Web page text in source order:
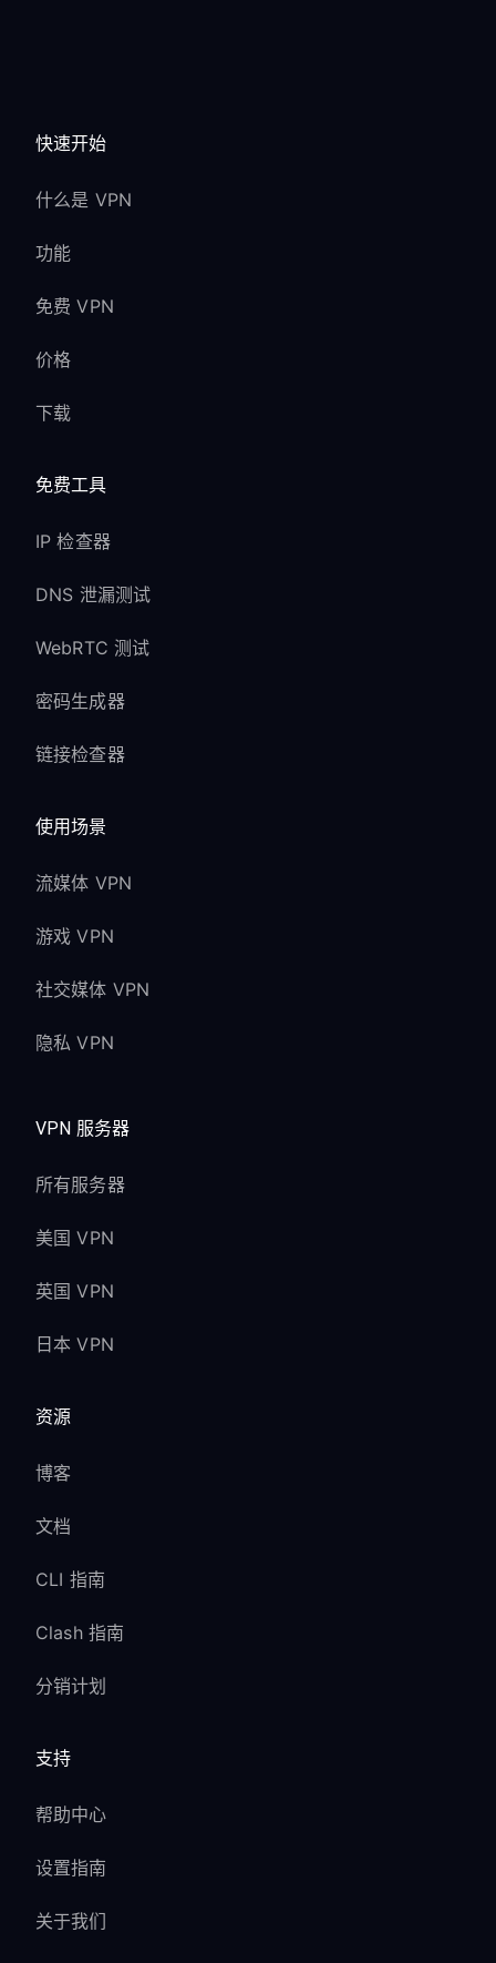
快速开始
什么是 VPN
功能
免费 VPN
价格
下载
免费工具
IP 检查器
DNS 泄漏测试
WebRTC 测试
密码生成器
链接检查器
使用场景
流媒体 VPN
游戏 VPN
社交媒体 VPN
隐私 VPN
VPN 服务器
所有服务器
美国 VPN
英国 VPN
日本 VPN
资源
博客
文档
CLI 指南
Clash 指南
分销计划
支持
帮助中心
设置指南
关于我们